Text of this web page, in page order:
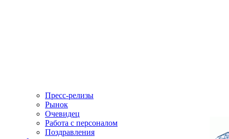
Пресс-релизы
Рынок
Очевидец
Работа с персоналом
Поздравления